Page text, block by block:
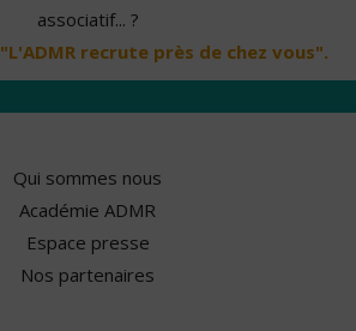
associatif... ?
recrute près de chez vous".
Qui sommes nous
Académie ADMR
Espace presse
Nos partenaires